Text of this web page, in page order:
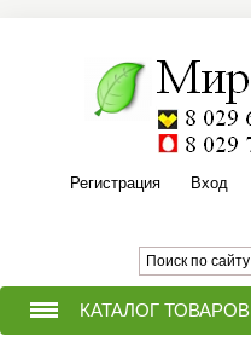
Регистрация Вход
КАТАЛОГ ТОВАРОВ